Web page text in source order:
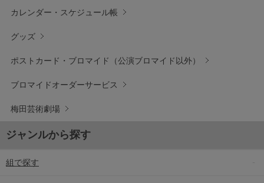
カレンダー・スケジュール帳
グッズ
ポストカード・ブロマイド（公演ブロマイド以外）
ブロマイドオーダーサービス
梅田芸術劇場
ジャンルから探す
組で探す